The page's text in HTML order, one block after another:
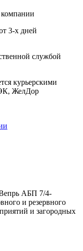
компании
3-х дней
службой
курьерскими
ЖелДор
АБП 7/4-
и резервного
и загородных